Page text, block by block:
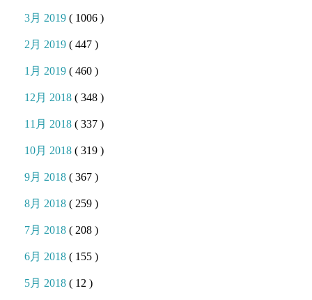
3月 2019( 1006 )
2月 2019( 447 )
1月 2019( 460 )
12月 2018( 348 )
11月 2018( 337 )
10月 2018( 319 )
9月 2018( 367 )
8月 2018( 259 )
7月 2018( 208 )
6月 2018( 155 )
5月 2018( 12 )